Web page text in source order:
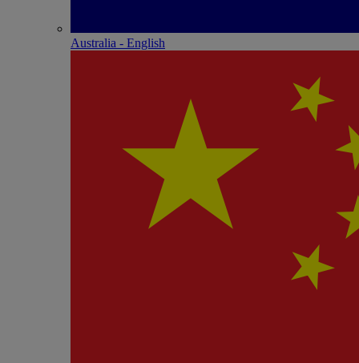
Australia - English